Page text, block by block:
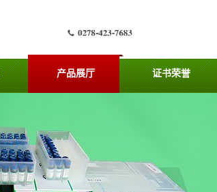
产品展厅 证书荣誉